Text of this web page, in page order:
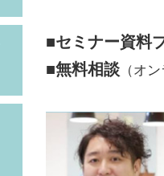
■セミナー資料
■無料相談（オン